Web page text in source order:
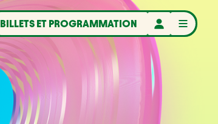
BILLETS ET PROGRAMMATION